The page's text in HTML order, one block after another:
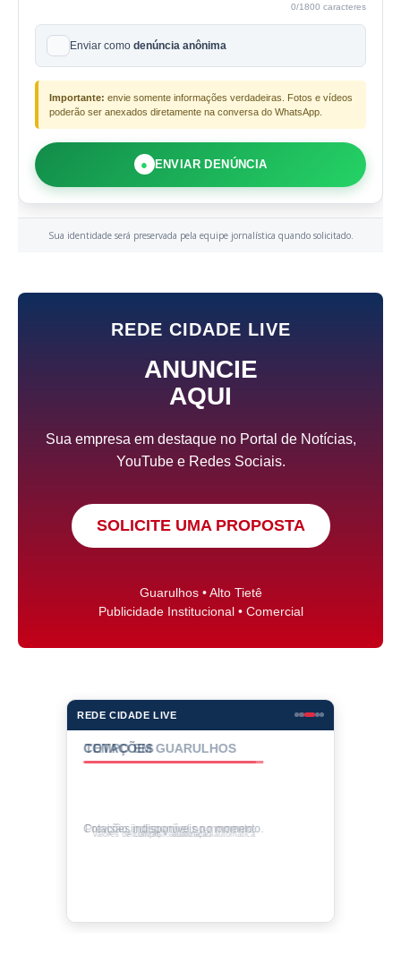
0/1800 caracteres
Enviar como denúncia anônima
Importante: envie somente informações verdadeiras. Fotos e vídeos
poderão ser anexados diretamente na conversa do WhatsApp.
● ENVIAR DENÚNCIA
Sua identidade será preservada pela equipe jornalística quando solicitado.
REDE CIDADE LIVE
ANUNCIE
AQUI
Sua empresa em destaque no Portal de Notícias,
YouTube e Redes Sociais.
SOLICITE UMA PROPOSTA
Guarulhos • Alto Tietê
Publicidade Institucional • Comercial
REDE CIDADE LIVE
COTAÇÕES
Cotações indisponíveis no momento.
Valores de compra • atualização automática